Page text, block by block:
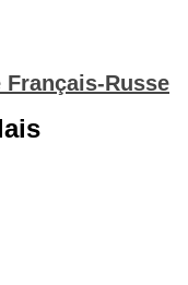
Russe